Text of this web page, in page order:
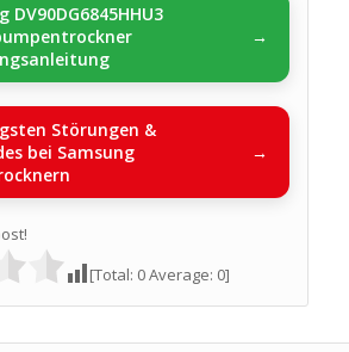
DV90DG6845HHU3
Störungen &
bei Samsung
[Total: 0Average: 0]